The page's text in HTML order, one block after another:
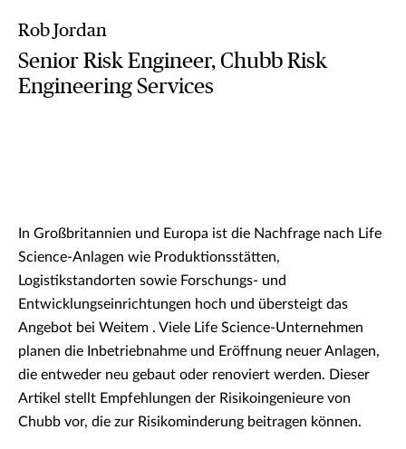
Rob Jordan
Senior Risk Engineer, Chubb Risk
Engineering Services
In Großbritannien und Europa ist die Nachfrage nach Life
Science-Anlagen wie Produktionsstätten,
Logistikstandorten sowie Forschungs- und
Entwicklungseinrichtungen hoch und übersteigt das
Angebot bei Weitem . Viele Life Science-Unternehmen
planen die Inbetriebnahme und Eröffnung neuer Anlagen,
die entweder neu gebaut oder renoviert werden. Dieser
Artikel stellt Empfehlungen der Risikoingenieure von
Chubb vor, die zur Risikominderung beitragen können.